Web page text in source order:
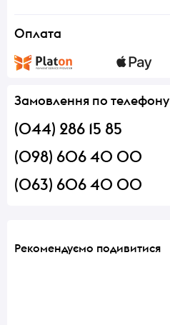
Оплата
Замовлення по телефону
(044) 286 15 85
(098) 606 40 00
(063) 606 40 00
Рекомендуємо подивитися